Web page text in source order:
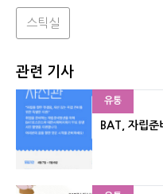
스틱실
관련 기사
유통
BAT, 자립준